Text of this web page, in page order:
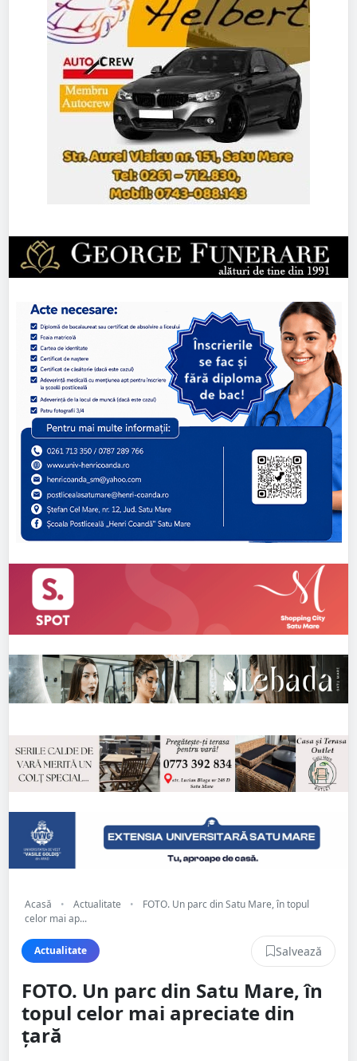
Acasă • Actualitate •
FOTO. Un parc din Satu Mare, în topul
celor mai ap...
Actualitate Salvează
FOTO. Un parc din Satu Mare, în
topul celor mai apreciate din
țară